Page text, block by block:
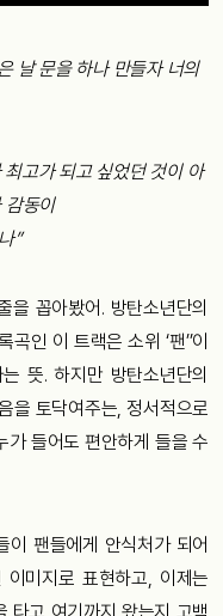
날 문을 하나 만들자 너의
고가 되고 싶었던 것이 아
감동이
”
을 꼽아봤어. 방탄소년단의
인 이 트랙은 소위 ‘팬’’이
뜻. 하지만 방탄소년단의
을 토닥여주는, 정서적으로
가 들어도 편안하게 들을 수
이 팬들에게 안식처가 되어
이미지로 표현하고, 이제는
타고 여기까지 왔는지 고백